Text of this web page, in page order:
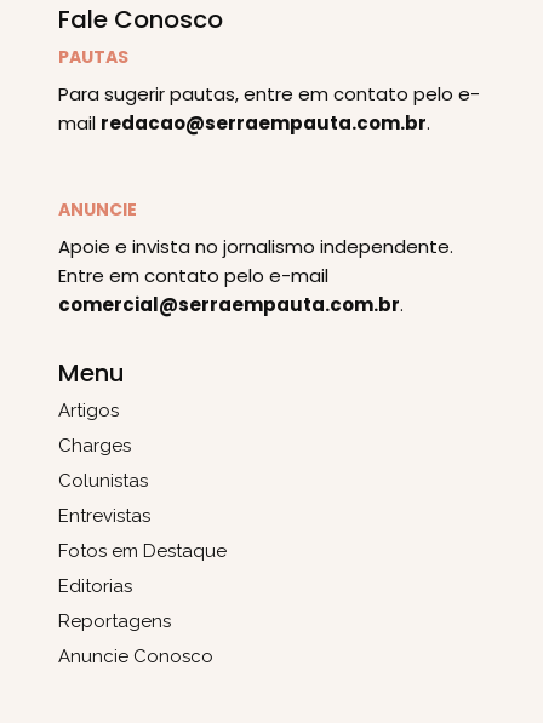
Fale Conosco
PAUTAS
Para sugerir pautas, entre em contato pelo e-
mail redacao@serraempauta.com.br.
ANUNCIE
Apoie e invista no jornalismo independente.
Entre em contato pelo e-mail
comercial@serraempauta.com.br.
Menu
Artigos
Charges
Colunistas
Entrevistas
Fotos em Destaque
Editorias
Reportagens
Anuncie Conosco